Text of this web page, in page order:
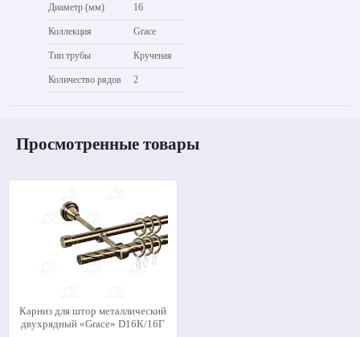
Диаметр (мм) 16
Коллекция Grace
Тип трубы Крученая
Количество рядов 2
Просмотренные товары
Карниз для штор металлический
двухрядный «Grace» D16К/16Г